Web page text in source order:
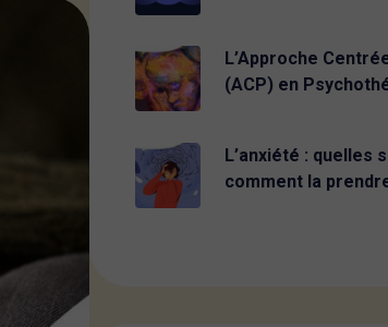
L’Approche
(ACP) en
L’anxiété : quelles
comment la